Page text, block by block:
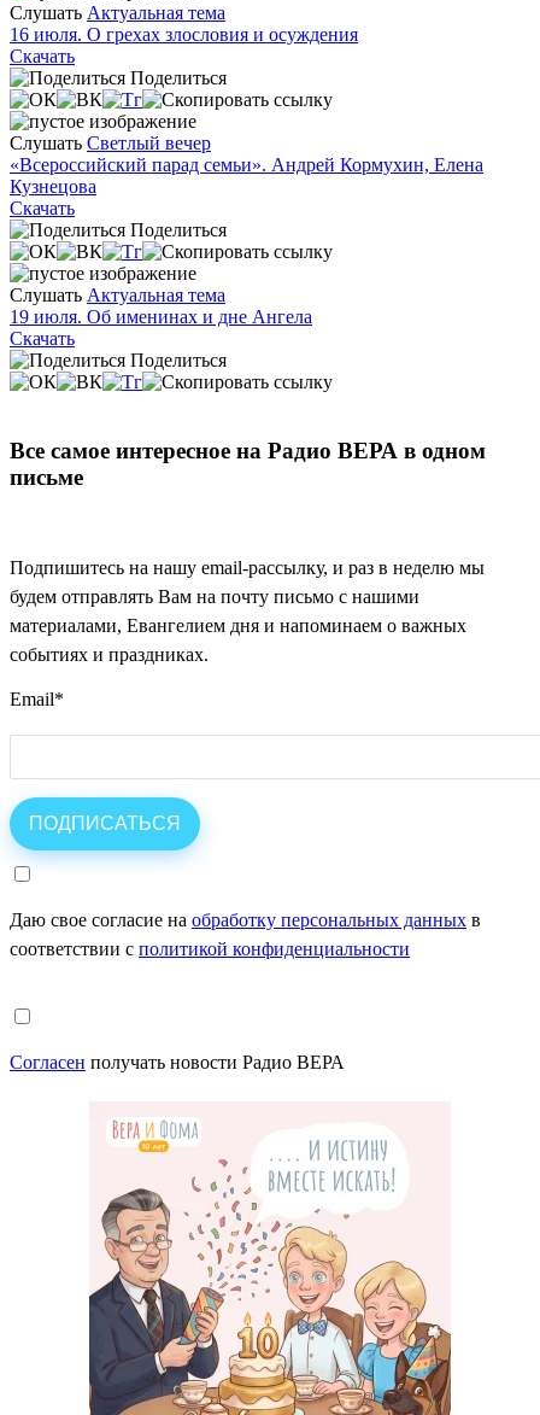
Слушать Актуальная тема
16 июля. О грехах злословия и осуждения
Скачать
Поделиться
Слушать Светлый вечер
«Всероссийский парад семьи». Андрей Кормухин, Елена
Кузнецова
Скачать
Поделиться
Слушать Актуальная тема
19 июля. Об именинах и дне Ангела
Скачать
Поделиться
Все самое интересное на Радио ВЕРА в одном
письме
Подпишитесь на нашу email-рассылку, и раз в неделю мы
будем отправлять Вам на почту письмо с нашими
материалами, Евангелием дня и напоминаем о важных
событиях и праздниках.
Email*
Даю свое согласие на обработку персональных данных в
соответствии с политикой конфиденциальности
Согласен получать новости Радио ВЕРА